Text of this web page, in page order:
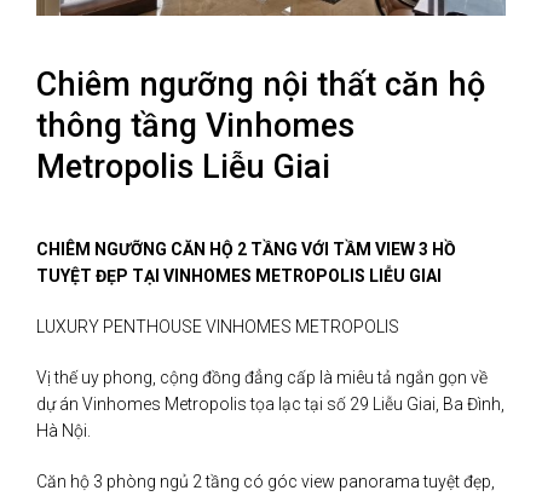
Chiêm ngưỡng nội thất căn hộ
thông tầng Vinhomes
Metropolis Liễu Giai
CHIÊM NGƯỠNG CĂN HỘ 2 TẦNG VỚI TẦM VIEW 3 HỒ
TUYỆT ĐẸP TẠI VINHOMES METROPOLIS LIỄU GIAI
LUXURY PENTHOUSE VINHOMES METROPOLIS
Vị thế uy phong, cộng đồng đẳng cấp là miêu tả ngắn gọn về
dự án Vinhomes Metropolis tọa lạc tại số 29 Liễu Giai, Ba Đình,
Hà Nội.
Căn hộ 3 phòng ngủ 2 tầng có góc view panorama tuyệt đẹp,